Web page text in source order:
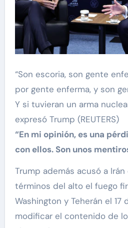
“Son escoria, son gente
por gente enferma, y son
Y si tuvieran un arma
expresó Trump (REUTERS)
“En mi opinión, es una
con ellos. Son unos
Trump además acusó a
términos del alto el fuego
Washington y Teherán el 17
modificar el contenido de